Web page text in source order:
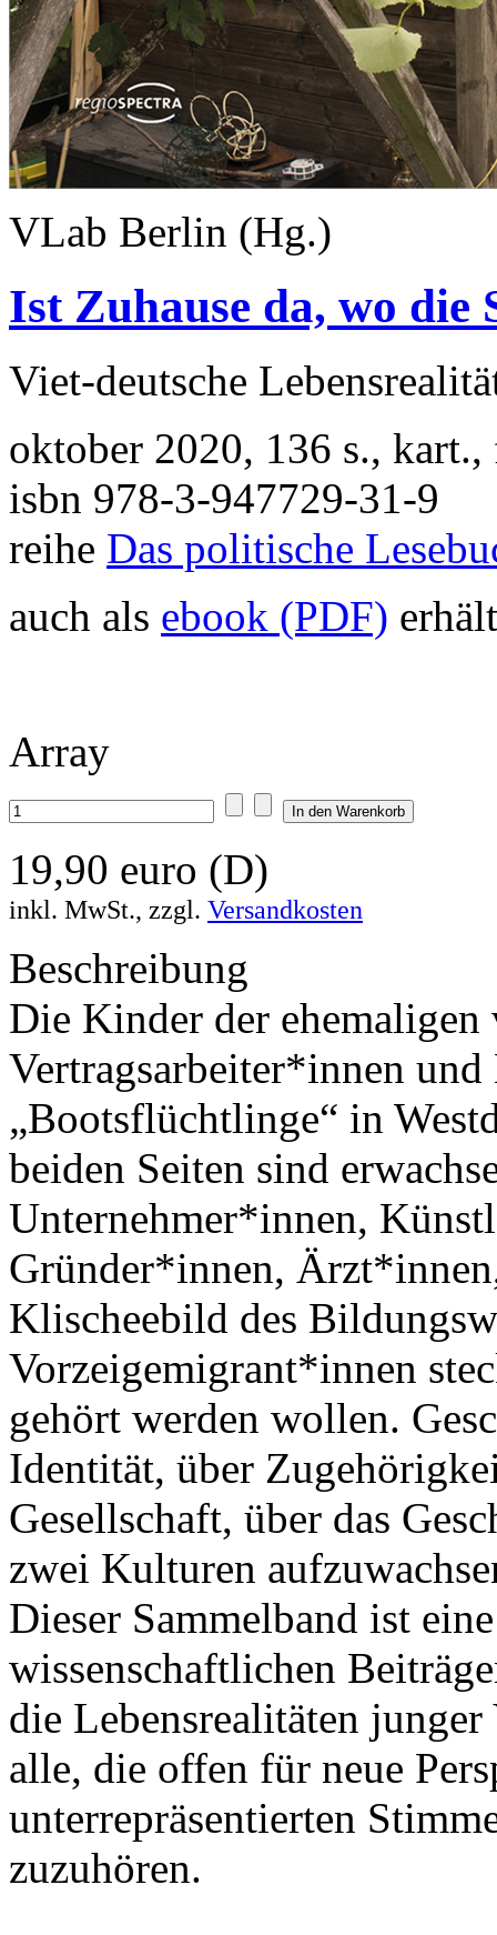
VLab Berlin (Hg.)
Ist Zuhause da, wo die
Viet-deutsche
oktober 2020, 136 s.,
isbn 978-3-947729-31-9
reihe Das politische
auch als ebook (PDF)
Array
19,90 euro (D)
inkl. MwSt., zzgl. Versandkosten
Beschreibung
Die Kinder der ehemaligen
Vertragsarbeiter*innen
„Bootsflüchtlinge“ in
beiden Seiten sind
Unternehmer*innen,
Gründer*innen,
Klischeebild des
Vorzeigemigrant*innen
gehört werden wollen.
Identität, über
Gesellschaft, über das
zwei Kulturen
Dieser Sammelband ist
wissenschaftlichen
die Lebensrealitäten
alle, die offen für neue
unterrepräsentierten
zuzuhören.